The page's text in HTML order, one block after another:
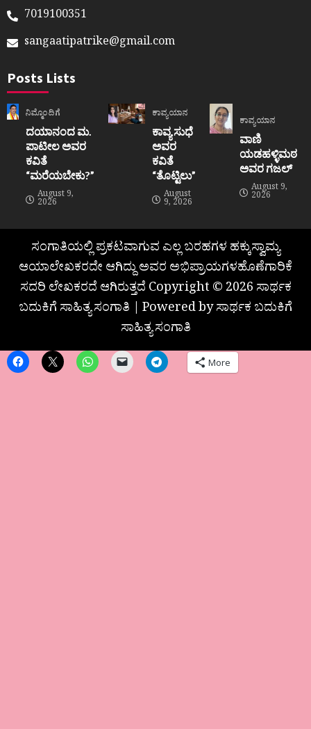
7019100351
sangaatipatrike@gmail.com
Posts Lists
ನಿಮ್ಮೊಂದಿಗೆ
ದಯಾನಂದ ಮ.
ಪಾಟೀಲ ಅವರ
ಕವಿತೆ
“ಮರೆಯಬೇಕು?”
August 9,
2026
ಕಾವ್ಯಯಾನ
ಕಾವ್ಯ ಸುಧೆ
ಅವರ
ಕವಿತೆ
“ತೊಟ್ಟಿಲು”
August
9, 2026
ಕಾವ್ಯಯಾನ
ವಾಣಿ
ಯಡಹಳ್ಳಿಮಠ
ಅವರ ಗಜಲ್
August 9,
2026
ಸಂಗಾತಿಯಲ್ಲಿ ಪ್ರಕಟವಾಗುವ ಎಲ್ಲ ಬರಹಗಳ ಹಕ್ಕುಸ್ವಾಮ್ಯ
ಆಯಾಲೇಖಕರದೇ ಆಗಿದ್ದು ಅವರ ಅಭಿಪ್ರಾಯಗಳಹೊಣೆಗಾರಿಕೆ
ಸದರಿ ಲೇಖಕರದೆ ಆಗಿರುತ್ತದೆ Copyright © 2026 ಸಾರ್ಥಕ
ಬದುಕಿಗೆ ಸಾಹಿತ್ಯ ಸಂಗಾತಿ | Powered by ಸಾರ್ಥಕ ಬದುಕಿಗೆ
ಸಾಹಿತ್ಯ ಸಂಗಾತಿ
More